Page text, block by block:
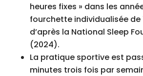
heures fixes » dans les
fourchette individualisée de
d’après la National Sleep
(2024).
La pratique sportive est
minutes trois fois par